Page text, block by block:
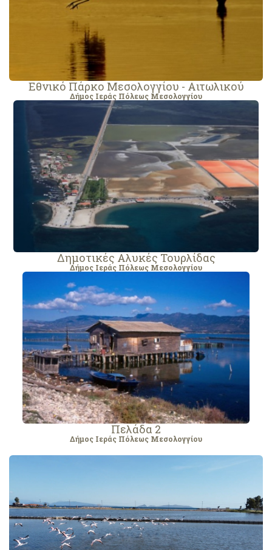
Εθνικό Πάρκο Μεσολογγίου - Αιτωλικού
Δήμος Ιεράς Πόλεως Μεσολογγίου
Δημοτικές Αλυκές Τουρλίδας
Δήμος Ιεράς Πόλεως Μεσολογγίου
Πελάδα 2
Δήμος Ιεράς Πόλεως Μεσολογγίου